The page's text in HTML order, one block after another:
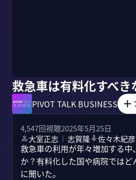
救急車は有料化すべき
PIVOT TALK BUSINESS
4,547回視聴2025年5月25日
大室正志 ｜ 志賀隆 佐々木紀彦
救急車の利用が年々増加する
か？有料化した国や病院では
に聞いた。